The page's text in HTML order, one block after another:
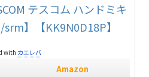
テスコム ハンドミキ
】【KK9N0D18P】
with カエレバ
Amazon